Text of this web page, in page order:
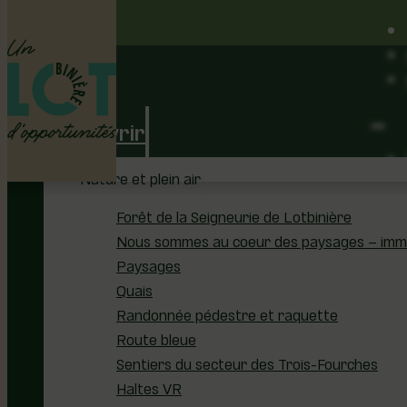
Découvrir
Nature et plein air
Forêt de la Seigneurie de Lotbinière
Nous sommes au coeur des paysages –
Paysages
Quais
Randonnée pédestre et raquette
Route bleue
Sentiers du secteur des Trois-Fourches
Haltes VR